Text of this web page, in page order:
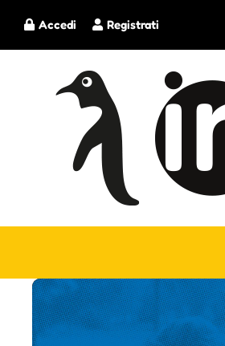
Registrati
Accedi